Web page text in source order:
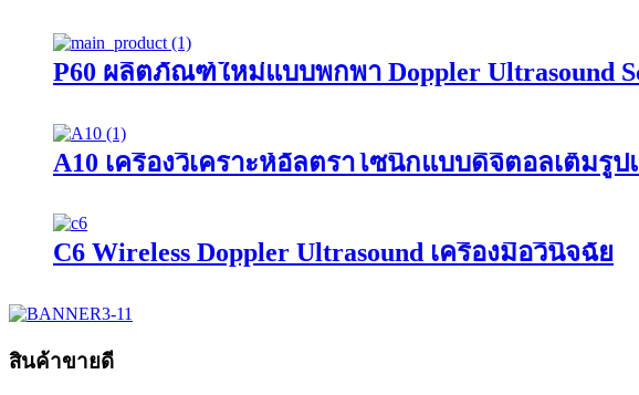
P60 ผลิตภัณฑ์ใหม่แบบพกพา Doppler Ultrasound
A10 เครื่องวิเคราะห์อัลตราโซนิกแบบดิจิตอลเต็มรูป
C6 Wireless Doppler Ultrasound เครื่องมือวินิจฉัย
สินค้าขายดี